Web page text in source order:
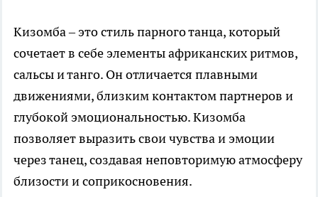
Кизомба – это стиль парного танца, который
сочетает в себе элементы африканских ритмов,
сальсы и танго. Он отличается плавными
движениями, близким контактом партнеров и
глубокой эмоциональностью. Кизомба
позволяет выразить свои чувства и эмоции
через танец, создавая неповторимую атмосферу
близости и соприкосновения.